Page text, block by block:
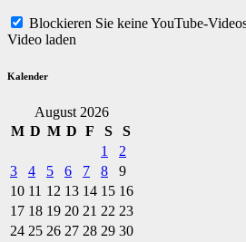
Blockieren Sie keine YouTube-
Video laden
Kalender
August 2026
M D M D F S
S
1
2
3
4 5 6 7 8
9
10 11 12 13 14 15 16
17 18 19 20 21 22 23
24 25 26 27 28 29 30